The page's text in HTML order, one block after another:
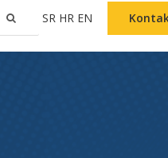
SR HR EN